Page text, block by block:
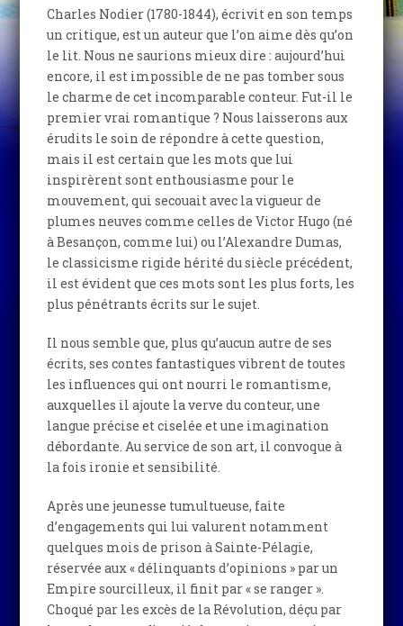
Charles Nodier (1780-1844), écrivit en son temps
un critique, est un auteur que l’on aime dès qu’on
le lit. Nous ne saurions mieux dire : aujourd’hui
encore, il est impossible de ne pas tomber sous
le charme de cet incomparable conteur. Fut-il le
premier vrai romantique ? Nous laisserons aux
érudits le soin de répondre à cette question,
mais il est certain que les mots que lui
inspirèrent sont enthousiasme pour le
mouvement, qui secouait avec la vigueur de
plumes neuves comme celles de Victor Hugo (né
à Besançon, comme lui) ou l’Alexandre Dumas,
le classicisme rigide hérité du siècle précédent,
il est évident que ces mots sont les plus forts, les
plus pénétrants écrits sur le sujet.
Il nous semble que, plus qu’aucun autre de ses
écrits, ses contes fantastiques vibrent de toutes
les influences qui ont nourri le romantisme,
auxquelles il ajoute la verve du conteur, une
langue précise et ciselée et une imagination
débordante. Au service de son art, il convoque à
la fois ironie et sensibilité.
Après une jeunesse tumultueuse, faite
d’engagements qui lui valurent notamment
quelques mois de prison à Sainte-Pélagie,
réservée aux « délinquants d’opinions » par un
Empire sourcilleux, il finit par « se ranger ».
Choqué par les excès de la Révolution, déçu par